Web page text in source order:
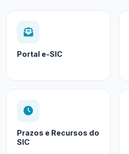
Portal e-SIC
Prazos e Recursos do
SIC